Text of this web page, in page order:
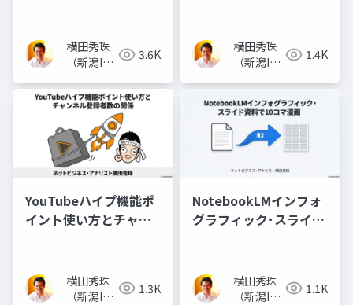
横田秀珠
（新潟IT
タント）
3.6K
横田秀珠
（新潟IT
1.4K
YouTubeハイプ機能ポ
イント使い方とチャン
横田秀珠
（新潟IT
1.3K
NotebookLMインフォ
グラフィック･スライド
横田秀珠
（新潟IT
1.1K